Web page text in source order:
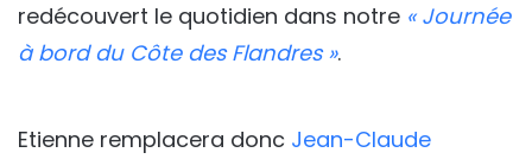
redécouvert le quotidien dans notre « Journée
à bord du Côte des Flandres ».
Etienne remplacera donc Jean-Claude